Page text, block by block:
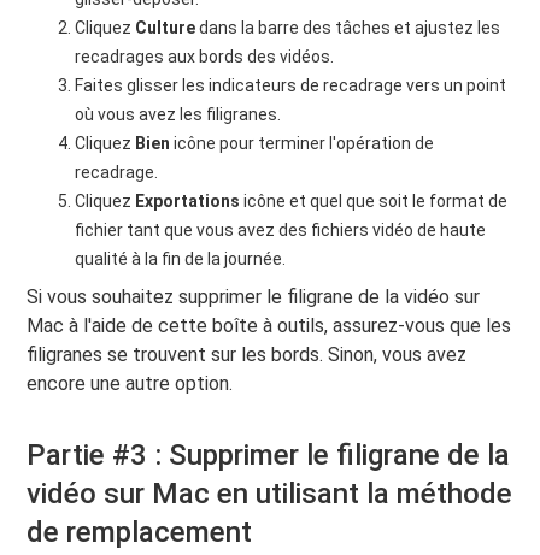
Cliquez Culturedans la barre des tâches et ajustez les
recadrages aux bords des vidéos.
Faites glisser les indicateurs de recadrage vers un point
où vous avez les filigranes.
Cliquez Bien icône pour terminer l'opération de
recadrage.
Cliquez Exportations icône et quel que soit le format de
fichier tant que vous avez des fichiers vidéo de haute
qualité à la fin de la journée.
Si vous souhaitez supprimer le filigrane de la vidéo sur
Mac à l'aide de cette boîte à outils, assurez-vous que les
filigranes se trouvent sur les bords. Sinon, vous avez
encore une autre option.
Partie #3 : Supprimer le filigrane de la
vidéo sur Mac en utilisant la méthode
de remplacement